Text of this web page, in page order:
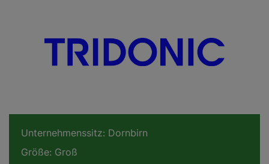
Unternehmenssitz: Dornbirn
Größe: Groß